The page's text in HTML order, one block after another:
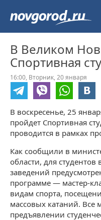
В Великом
Спортивная
16:00, Вторник, 20 января
В воскресенье, 25
пройдет Спортивная
проводится в рамках
Как сообщили в
области, для
заведений
программе — мастер-
видам спорта,
массовых катаний. Все
предъявлении